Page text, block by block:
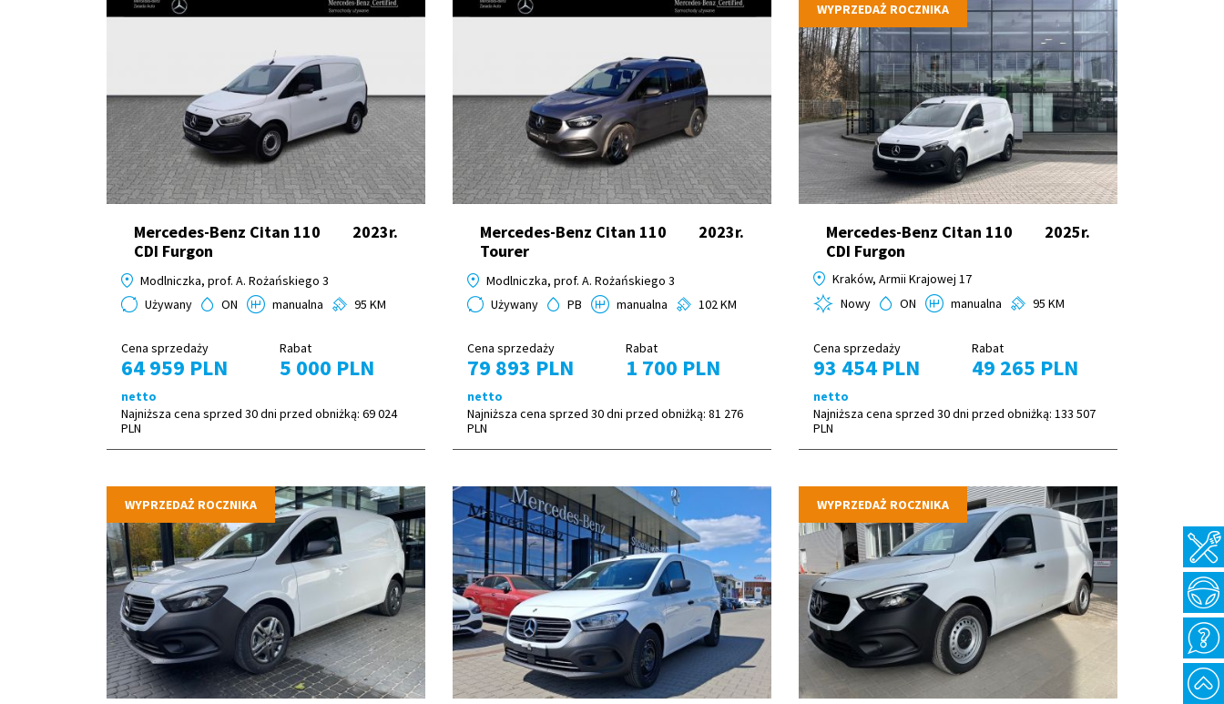
Mercedes-Benz Citan 110
CDI Furgon
2023r.
Modlniczka, prof. A. Rożańskiego 3
Używany
ON manualna 95 KM
Cena sprzedaży
64 959 PLN
netto
Rabat
5 000 PLN
Najniższa cena sprzed 30 dni przed obniżką: 69 024
PLN
Mercedes-Benz Citan 110
Tourer
2023r.
Modlniczka, prof. A. Rożańskiego 3
Używany
PB manualna 102 KM
Cena sprzedaży
79 893 PLN
netto
Rabat
1 700 PLN
Najniższa cena sprzed 30 dni przed obniżką: 81 276
PLN
WYPRZEDAŻ ROCZNIKA
Mercedes-Benz Citan 110
CDI Furgon
2025r.
Kraków, Armii Krajowej 17
Nowy
ON manualna 95 KM
Cena sprzedaży
93 454 PLN
netto
Rabat
49 265 PLN
Najniższa cena sprzed 30 dni przed obniżką: 133 507
PLN
WYPRZEDAŻ ROCZNIKA WYPRZEDAŻ ROCZNIKA